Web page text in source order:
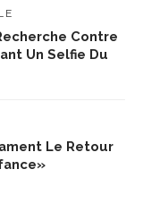
Contre
Un Selfie Du
Le Retour